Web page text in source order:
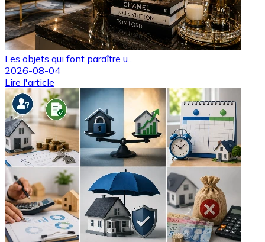
Les objets qui font paraître u...
2026-08-04
Lire l'article